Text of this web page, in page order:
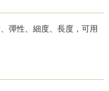
彈性、細度、長度，可用